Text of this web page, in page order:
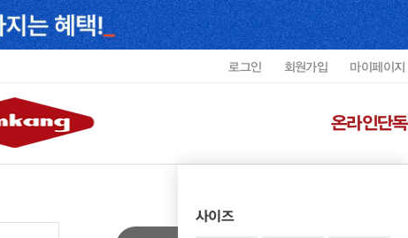
로그인 회원가입 마이페이지
온라인단독
사이즈